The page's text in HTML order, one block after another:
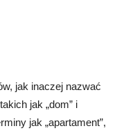
jak inaczej nazwać
jak „dom” i
jak „apartament”,